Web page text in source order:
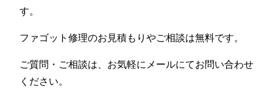
す。
ファゴット修理のお見積もりやご相談は無料です。
ご質問・ご相談は、お気軽にメールにてお問い合わせ
ください。